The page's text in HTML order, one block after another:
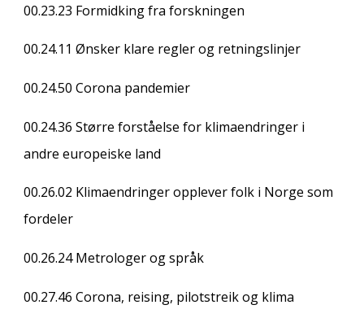
00.23.23 Formidking fra forskningen
00.24.11 Ønsker klare regler og retningslinjer
00.24.50 Corona pandemier
00.24.36 Større forståelse for klimaendringer i
andre europeiske land
00.26.02 Klimaendringer opplever folk i Norge som
fordeler
00.26.24 Metrologer og språk
00.27.46 Corona, reising, pilotstreik og klima